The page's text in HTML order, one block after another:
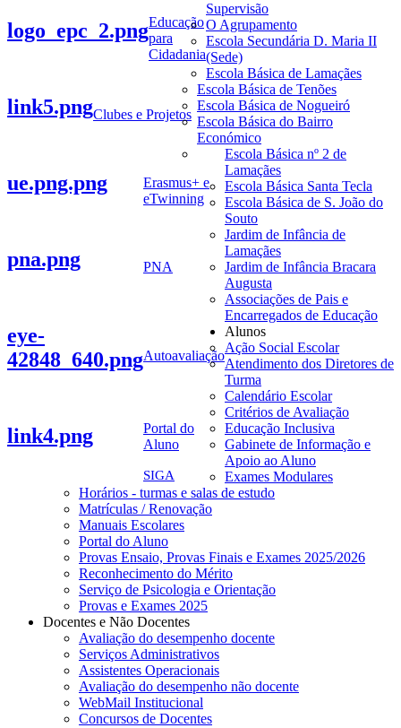
logo_epc_2.pngEducação
para
Cidadania
link5.pngClubes e Projetos
ue.png.png
Erasmus+ e
eTwinning
pna.png PNA
eye-
42848_640.pngAutoavaliação
link4.png
Portal do
Aluno
SIGA
Supervisão
O Agrupamento
Escola Secundária D. Maria II
(Sede)
Escola Básica de Lamaçães
Escola Básica de Tenões
Escola Básica de Nogueiró
Escola Básica do Bairro
Económico
Escola Básica nº 2 de
Lamaçães
Escola Básica Santa Tecla
Escola Básica de S. João do
Souto
Jardim de Infância de
Lamaçães
Jardim de Infância Bracara
Augusta
Associações de Pais e
Encarregados de Educação
Alunos
Ação Social Escolar
Atendimento dos Diretores de
Turma
Calendário Escolar
Critérios de Avaliação
Educação Inclusiva
Gabinete de Informação e
Apoio ao Aluno
Exames Modulares
Horários - turmas e salas de estudo
Matrículas / Renovação
Manuais Escolares
Portal do Aluno
Provas Ensaio, Provas Finais e Exames 2025/2026
Reconhecimento do Mérito
Serviço de Psicologia e Orientação
Provas e Exames 2025
Docentes e Não Docentes
Avaliação do desempenho docente
Serviços Administrativos
Assistentes Operacionais
Avaliação do desempenho não docente
WebMail Institucional
Concursos de Docentes